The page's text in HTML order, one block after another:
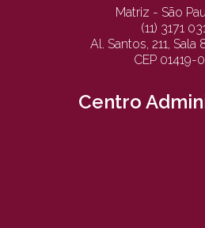
Matriz - São
(11) 3171
Al. Santos, 211, Sala
CEP 01419-
Centro